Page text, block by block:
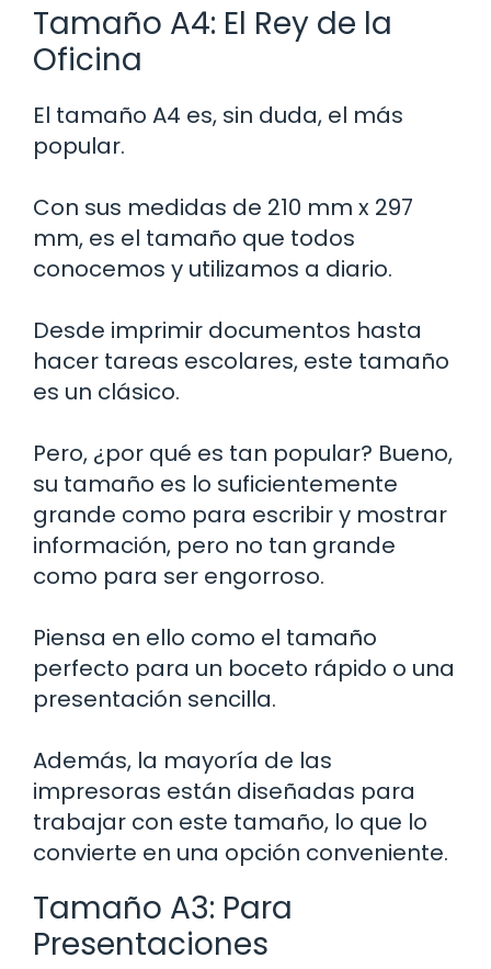
Tamaño A4: El Rey de la
Oficina
El tamaño A4 es, sin duda, el más
popular.
Con sus medidas de 210 mm x 297
mm, es el tamaño que todos
conocemos y utilizamos a diario.
Desde imprimir documentos hasta
hacer tareas escolares, este tamaño
es un clásico.
Pero, ¿por qué es tan popular? Bueno,
su tamaño es lo suficientemente
grande como para escribir y mostrar
información, pero no tan grande
como para ser engorroso.
Piensa en ello como el tamaño
perfecto para un boceto rápido o una
presentación sencilla.
Además, la mayoría de las
impresoras están diseñadas para
trabajar con este tamaño, lo que lo
convierte en una opción conveniente.
Tamaño A3: Para
Presentaciones